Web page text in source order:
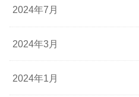
2024年7月
2024年3月
2024年1月